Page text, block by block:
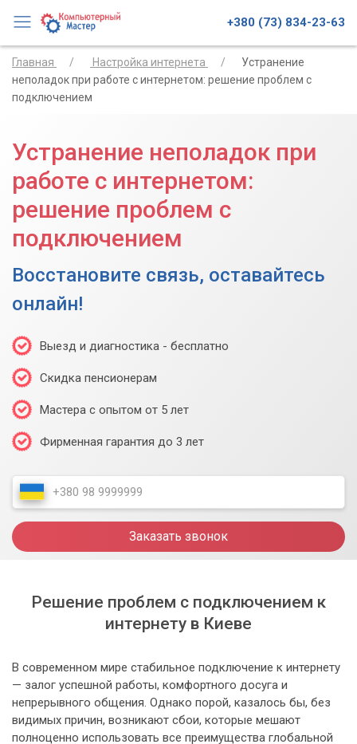
+380 (73) 834-23-63
Главная Настройка интернета
Устранение
неполадок при работе с интернетом: решение проблем с
подключением
Устранение неполадок при
работе с интернетом:
решение проблем с
подключением
Восстановите связь, оставайтесь
онлайн!
Выезд и диагностика - бесплатно
Скидка пенсионерам
Мастера с опытом от 5 лет
Фирменная гарантия до 3 лет
Заказать звонок
Решение проблем с подключением к
интернету в Киеве
В современном мире стабильное подключение к интернету
— залог успешной работы, комфортного досуга и
непрерывного общения. Однако порой, казалось бы, без
видимых причин, возникают сбои, которые мешают
полноценно использовать все преимущества глобальной